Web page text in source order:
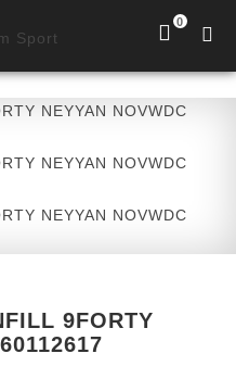
0
9FORTY